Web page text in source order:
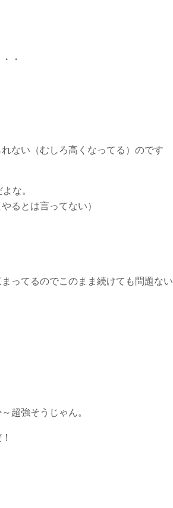
・
ない（むしろ高くなってる）のです
な。
るとは言ってない）
ってるのでこのまま続けても問題ない
超強そうじゃん。